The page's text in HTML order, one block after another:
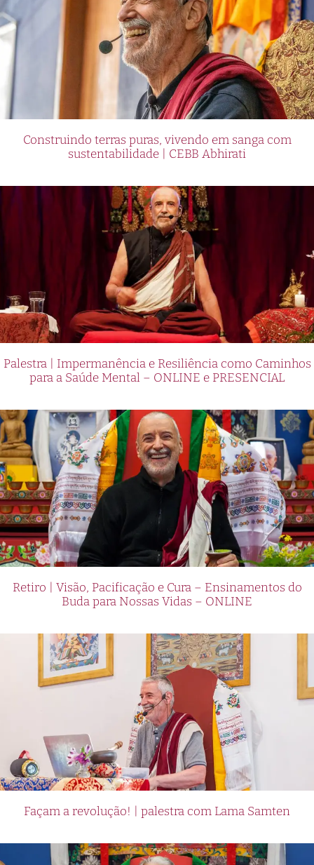
Construindo terras puras, vivendo em sanga com
sustentabilidade | CEBB Abhirati
Palestra | Impermanência e Resiliência como Caminhos
para a Saúde Mental – ONLINE e PRESENCIAL
Retiro | Visão, Pacificação e Cura – Ensinamentos do
Buda para Nossas Vidas – ONLINE
Façam a revolução! | palestra com Lama Samten